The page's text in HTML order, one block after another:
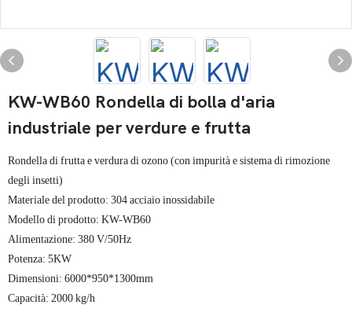
KW-WB60 Rondella di bolla d'aria
industriale per verdure e frutta
Rondella di frutta e verdura di ozono (con impurità e sistema di rimozione
degli insetti)
Materiale del prodotto: 304 acciaio inossidabile
Modello di prodotto: KW-WB60
Alimentazione: 380 V/50Hz
Potenza: 5KW
Dimensioni: 6000*950*1300mm
Capacità: 2000 kg/h